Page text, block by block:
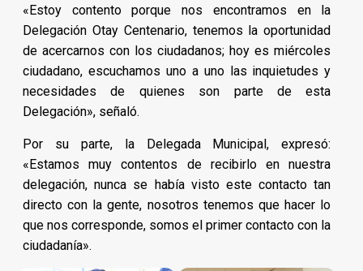
«Estoy contento porque nos encontramos en la
Delegación Otay Centenario, tenemos la oportunidad
de acercarnos con los ciudadanos; hoy es miércoles
ciudadano, escuchamos uno a uno las inquietudes y
necesidades de quienes son parte de esta
Delegación», señaló.
Por su parte, la Delegada Municipal, expresó:
«Estamos muy contentos de recibirlo en nuestra
delegación, nunca se había visto este contacto tan
directo con la gente, nosotros tenemos que hacer lo
que nos corresponde, somos el primer contacto con la
ciudadanía».